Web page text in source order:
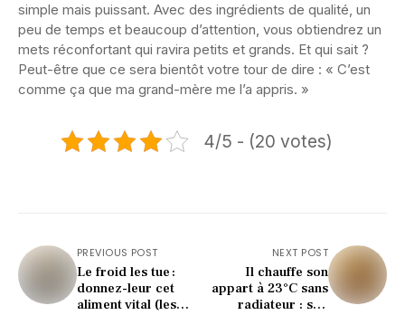
simple mais puissant. Avec des ingrédients de qualité, un
peu de temps et beaucoup d’attention, vous obtiendrez un
mets réconfortant qui ravira petits et grands. Et qui sait ?
Peut-être que ce sera bientôt votre tour de dire : « C’est
comme ça que ma grand-mère me l’a appris. »
4/5 - (20 votes)
PREVIOUS POST
Le froid les tue :
donnez-leur cet
aliment vital (les
NEXT POST
Il chauffe son
appart à 23°C sans
radiateur : son